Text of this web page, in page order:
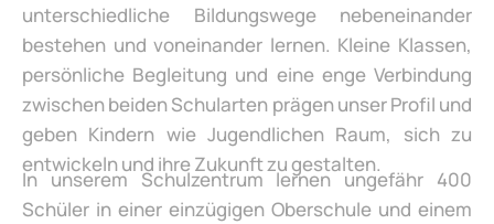
unterschiedliche Bildungswege nebeneinander
bestehen und voneinander lernen. Kleine Klassen,
persönliche Begleitung und eine enge Verbindung
zwischen beiden Schularten prägen unser Profil und
geben Kindern wie Jugendlichen Raum, sich zu
entwickeln und ihre Zukunft zu gestalten.
In unserem Schulzentrum lernen ungefähr 400
Schüler in einer einzügigen Oberschule und einem